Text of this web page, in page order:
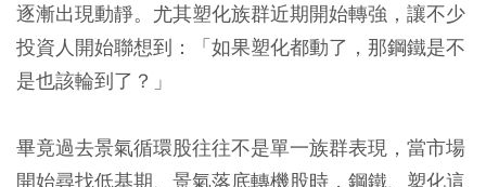
逐漸出現動靜。尤其塑化族群近期開始轉強，讓不少
投資人開始聯想到：「如果塑化都動了，那鋼鐵是不
是也該輪到了？」
畢竟過去景氣循環股往往不是單一族群表現，當市場
開始尋找低基期、景氣落底轉機股時，鋼鐵、塑化這